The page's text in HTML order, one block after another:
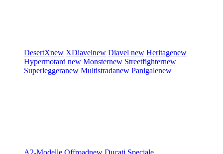
DesertXnew XDiavelnew Diavel new Heritagenew
Hypermotard new Monsternew Streetfighternew
Superleggeranew Multistradanew Panigalenew